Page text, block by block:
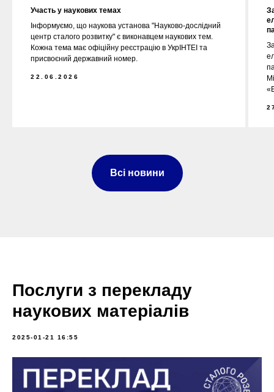
Участь у наукових темах
Інформуємо, що наукова установа "Науково-дослідний
центр сталого розвитку" є виконавцем наукових тем.
Кожна тема має офіційну реєстрацію в УкрІНТЕІ та
присвоєний державний номер.
22.06.2026
Всі новини
Послуги з перекладу
наукових матеріалів
2025-01-21 16:55